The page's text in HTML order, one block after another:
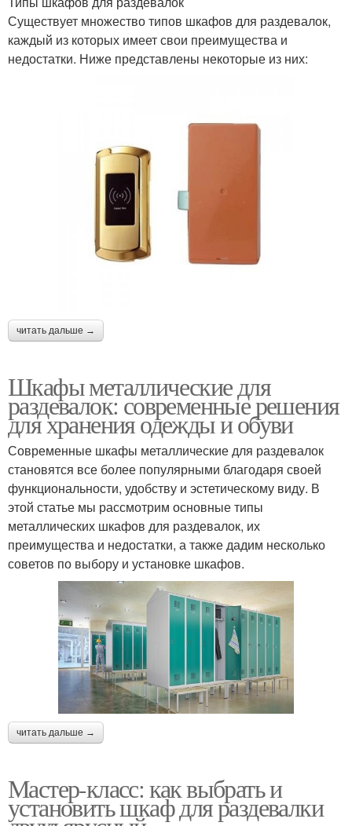
Существует множество типов шкафов для раздевалок,
каждый из которых имеет свои преимущества и
недостатки. Ниже представлены некоторые из них:
читать дальше →
Шкафы металлические для
раздевалок: современные решения
для хранения одежды и обуви
Современные шкафы металлические для раздевалок
становятся все более популярными благодаря своей
функциональности, удобству и эстетическому виду. В
этой статье мы рассмотрим основные типы
металлических шкафов для раздевалок, их
преимущества и недостатки, а также дадим несколько
советов по выбору и установке шкафов.
читать дальше →
Мастер-класс: как выбрать и
установить шкаф для раздевалки